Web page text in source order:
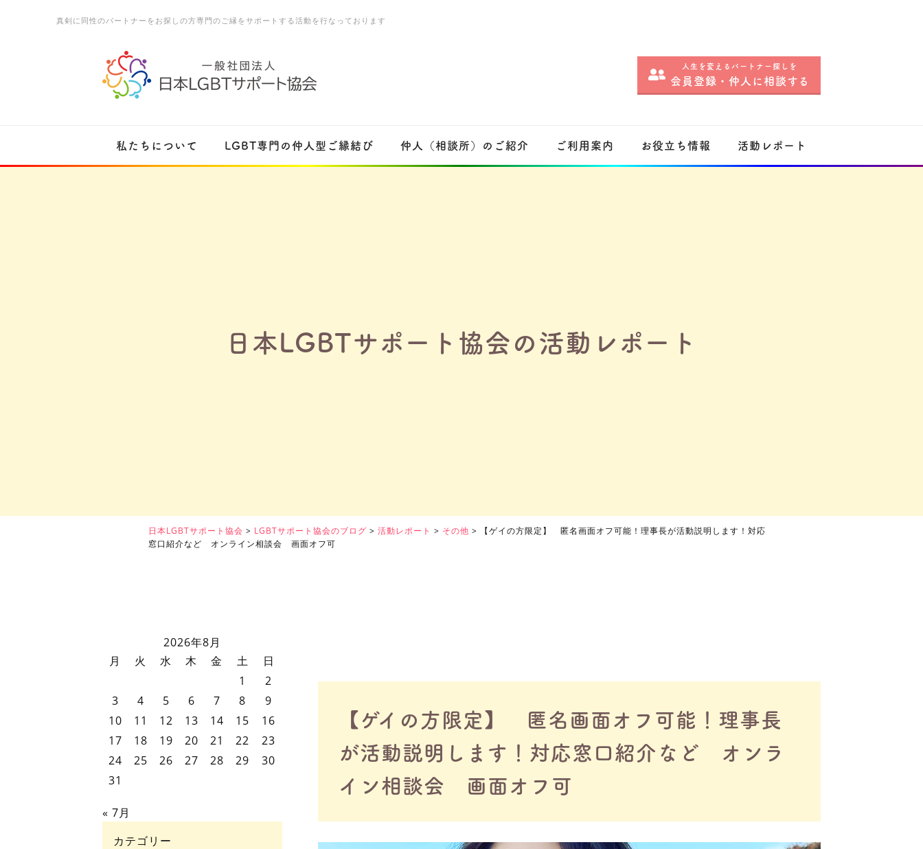
真剣に同性のパートナーをお探しの方専門のご縁をサポートする活動を行なっております
人生を変えるパートナー探しを
会員登録・仲人に相談する
私たちについて LGBT専門の仲人型ご縁結び 仲人（相談所）のご紹介 ご利用案内 お役立ち情報 活動レポート
日本LGBTサポート協会の活動レポート
日本LGBTサポート協会 > LGBTサポート協会のブログ >活動レポート > その他 >
【ゲイの方限定】 匿名画面オフ可能！理事長が活動説明します！対応
窓口紹介など オンライン相談会 画面オフ可
【ゲイの方限定】 匿名画面オフ可能！理事長
が活動説明します！対応窓口紹介など オンラ
イン相談会 画面オフ可
2026年8月
月
火 水 木 金 土
日
1
2
3
4 5 6 7 8
9
10
11 12 13 14 15
16
17
18 19 20 21 22
23
24
25 26 27 28 29
30
31
« 7月
カテゴリー